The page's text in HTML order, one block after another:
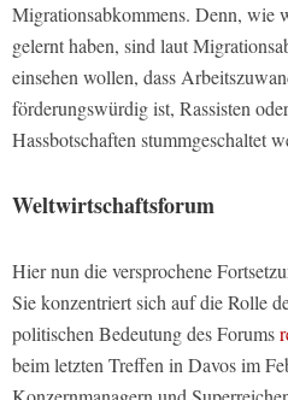
Migrationsabkommens. Denn, wie
gelernt haben, sind laut
einsehen wollen, dass
förderungswürdig ist, Rassisten
Hassbotschaften stummgeschaltet
Weltwirtschaftsforum
Hier nun die versprochene
Sie konzentriert sich auf die Rolle
politischen Bedeutung des Forums
beim letzten Treffen in Davos im